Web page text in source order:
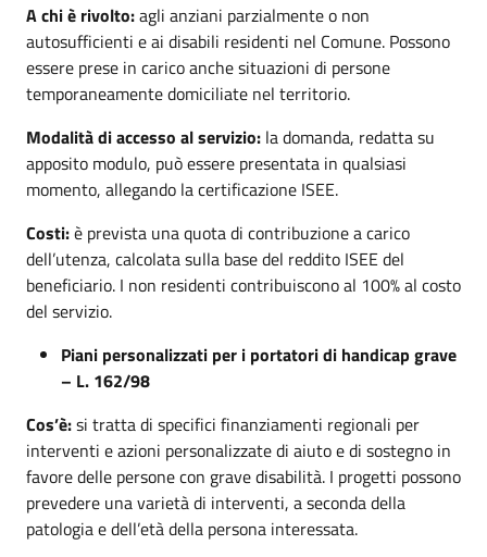
A chi è rivolto:agli anziani parzialmente o non
autosufficienti e ai disabili residenti nel Comune. Possono
essere prese in carico anche situazioni di persone
temporaneamente domiciliate nel territorio.
Modalità di accesso al servizio: la domanda, redatta su
apposito modulo, può essere presentata in qualsiasi
momento, allegando la certificazione ISEE.
Costi:è prevista una quota di contribuzione a carico
dell’utenza, calcolata sulla base del reddito ISEE del
beneficiario. I non residenti contribuiscono al 100% al costo
del servizio.
Piani personalizzati per i portatori di handicap grave
– L. 162/98
Cos’è:si tratta di specifici finanziamenti regionali per
interventi e azioni personalizzate di aiuto e di sostegno in
favore delle persone con grave disabilità. I progetti possono
prevedere una varietà di interventi, a seconda della
patologia e dell’età della persona interessata.